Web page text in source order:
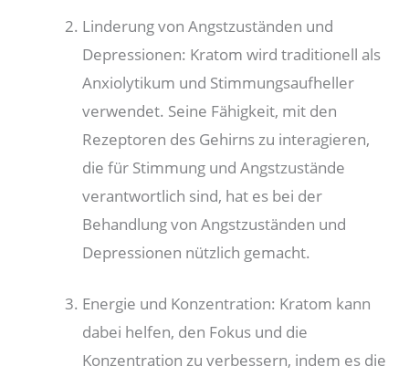
Linderung von Angstzuständen und
Depressionen: Kratom wird traditionell als
Anxiolytikum und Stimmungsaufheller
verwendet. Seine Fähigkeit, mit den
Rezeptoren des Gehirns zu interagieren,
die für Stimmung und Angstzustände
verantwortlich sind, hat es bei der
Behandlung von Angstzuständen und
Depressionen nützlich gemacht.
Energie und Konzentration: Kratom kann
dabei helfen, den Fokus und die
Konzentration zu verbessern, indem es die